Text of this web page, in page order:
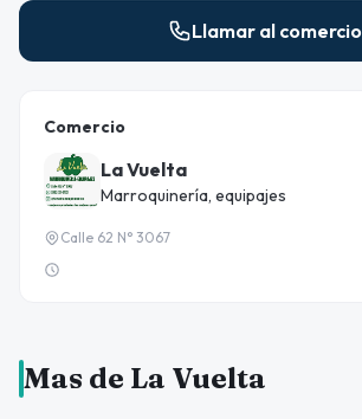
Llamar al comercio
Comercio
La Vuelta
Marroquinería, equipajes
Calle 62 N° 3067
Mas de La Vuelta